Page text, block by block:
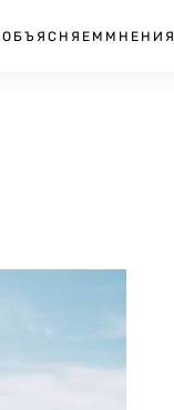
ОБЪЯСНЯЕМ МНЕНИЯ